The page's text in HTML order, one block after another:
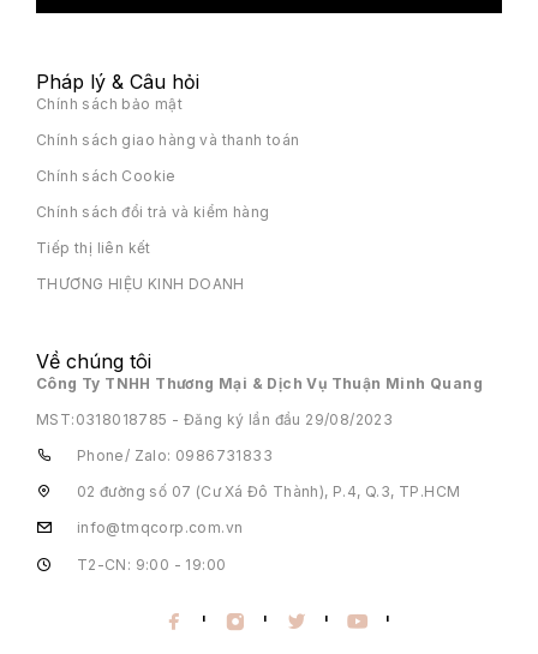
Pháp lý & Câu hỏi
Chính sách bảo mật
Chính sách giao hàng và thanh toán
Chính sách Cookie
Chính sách đổi trả và kiểm hàng
Tiếp thị liên kết
THƯƠNG HIỆU KINH DOANH
Về chúng tôi
Công Ty TNHH Thương Mại & Dịch Vụ Thuận Minh Quang
MST: 0318018785 - Đăng ký lần đầu 29/08/2023
Phone/ Zalo: 0986731833
02 đường số 07 (Cư Xá Đô Thành), P.4, Q.3, TP.HCM
info@tmqcorp.com.vn
T2-CN: 9:00 - 19:00
' ' ' '